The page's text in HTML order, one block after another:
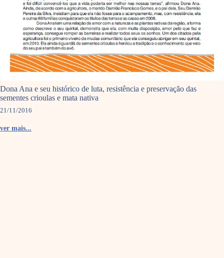
Dona Ana e seu histórico de luta, resistência e preservação das
sementes crioulas e mata nativa
21/11/2016
ver mais...